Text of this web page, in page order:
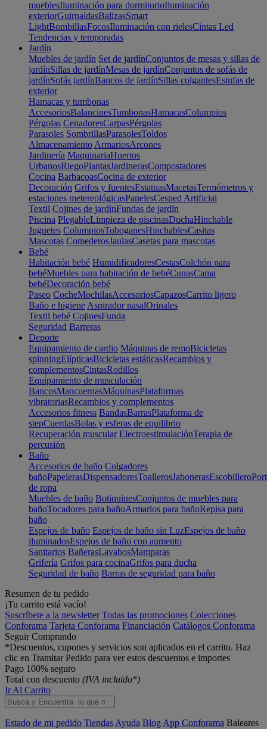
mueblesIluminación para dormitorioIluminación
exteriorGuirnaldasBalizasSmart
LightBombillasFocosIluminación con rielesCintas Led
Tendencias y temporadas
Jardín
Muebles de jardín Set de jardínConjuntos de mesas y sillas de
jardínSillas de jardínMesas de jardínConjuntos de sofás de
jardínSofás jardínBancos de jardínSillas colgantesEstufas de
exterior
Hamacas y tumbonas
AccesoriosBalancinesTumbonasHamacasColumpios
Pérgolas CenadoresCarpasPérgolas
Parasoles SombrillasParasolesToldos
Almacenamiento ArmariosArcones
Jardinería MaquinariaHuertos
UrbanosRiegoPlantasJardinerasCompostadores
Cocina BarbacoasCocina de exterior
Decoración Grifos y fuentesEstatuasMacetasTermómetros y
estaciones metereológicasPanelesCesped Artificial
Textil Cojines de jardínFundas de jardín
Piscina PlegableLimpieza de piscinasDuchaHinchable
Juguetes ColumpiosToboganesHinchablesCasitas
Mascotas ComederosJaulasCasetas para mascotas
Bebé
Habitación bebé HumidificadoresCestasColchón para
bebéMuebles para habitación de bebéCunasCama
bebéDecoración bebé
Paseo CocheMochilasAccesoriosCapazosCarrito ligero
Baño e higiene Aspirador nasalOrinales
Textil bebé CojinesFunda
Seguridad Barreras
Deporte
Equipamiento de cardio Máquinas de remoBicicletas
spinningElípticasBicicletas estáticasRecambios y
complementosCintasRodillos
Equipamiento de musculación
BancosMancuernasMáquinasPlataformas
vibratoriasRecambios y complementos
Accesorios fitness BandasBarrasPlataforma de
stepCuerdasBolas y esferas de equilibrio
Recuperación muscular ElectroestimulaciónTerapia de
percusión
Baño
Accesorios de baño Colgadores
bañoPapelerasDispensadoresToallerosJabonerasEscobillero
de ropa
Muebles de baño BotiquinesConjuntos de muebles para
bañoTocadores para bañoArmarios para bañoRepisa para
baño
Espejos de baño Espejos de baño sin LuzEspejos de baño
iluminadosEspejos de baño con aumento
Sanitarios BañerasLavabosMamparas
Grifería Grifos para cocinaGrifos para ducha
Seguridad de baño Barras de seguridad para baño
Resumen de tu pedido
¡Tu carrito está vacío!
Suscríbete a la newsletter Todas las promociones Colecciones
Conforama Tarjeta Conforama Financiación Catálogos Conforama
Seguir Comprando
*Descuentos, cupones y servicios son aplicados en el carrito. Haz
clic en Tramitar Pedido para ver estos descuentos e importes
Pago 100% seguro
Total con descuento (IVA incluido*)
Ir Al Carrito
Estado de mi pedido Tiendas Ayuda Blog App Conforama Baleares